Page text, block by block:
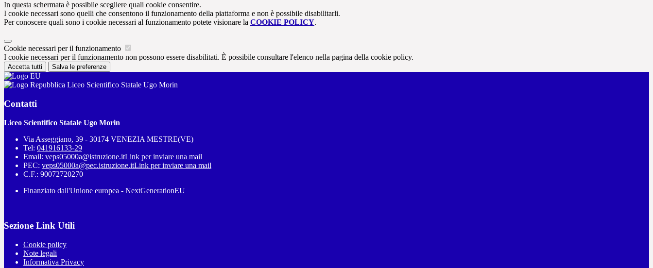
In questa schermata è possibile scegliere quali cookie consentire.
I cookie necessari sono quelli che consentono il funzionamento della piattaforma e non è possibile disabilitarli.
Per conoscere quali sono i cookie necessari al funzionamento potete visionare la COOKIE POLICY.
Cookie necessari per il funzionamento
I cookie necessari per il funzionamento non possono essere disabilitati. È possibile consultare l'elenco nella pagina della cookie policy.
Accetta tutti Salva le preferenze
Liceo Scientifico Statale Ugo Morin
Contatti
Liceo Scientifico Statale Ugo Morin
Via Asseggiano, 39 - 30174 VENEZIA MESTRE(VE)
Tel: 041916133-29
Email: veps05000a@istruzione.itLink per inviare una mail
PEC: veps05000a@pec.istruzione.itLink per inviare una mail
C.F.: 90072720270
Finanziato dall'Unione europea - NextGenerationEU
Sezione Link Utili
Cookie policy
Note legali
Informativa Privacy